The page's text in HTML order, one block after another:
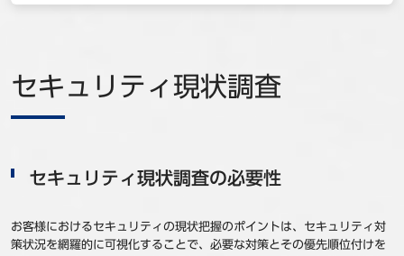
株主・投資家情報 採用情報
お問い合わせ
セキュリティ現状調査
セキュリティ現状調査の必要性
お客様におけるセキュリティの現状把握のポイントは、セキュリティ対
策状況を網羅的に可視化することで、必要な対策とその優先順位付けを